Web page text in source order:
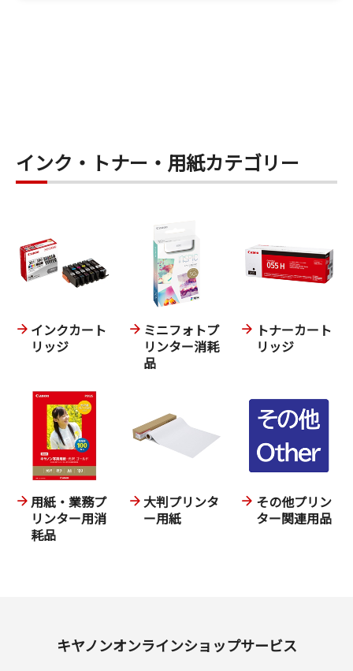
インク・トナー・用紙カテゴリー
インクカート
リッジ
ミニフォトプ
リンター消耗
品
トナーカート
リッジ
用紙・業務プ
リンター用消
耗品
大判プリンタ
ー用紙
その他プリン
ター関連用品
キヤノンオンラインショップサービス